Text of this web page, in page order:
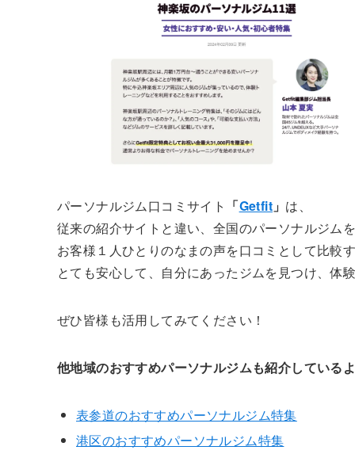
パーソナルジム口コミサイト 「Getfit 」 は、
従来の紹介サイトと違い、全国のパーソナルジム
お客様１人ひとりのなまの声を口コミとして比較
とても安心して、自分にあったジムを見つけ、体
ぜひ皆様も活用してみてください！
他地域のおすすめパーソナルジムも紹介している
表参道のおすすめパーソナルジム特集
港区のおすすめパーソナルジム特集